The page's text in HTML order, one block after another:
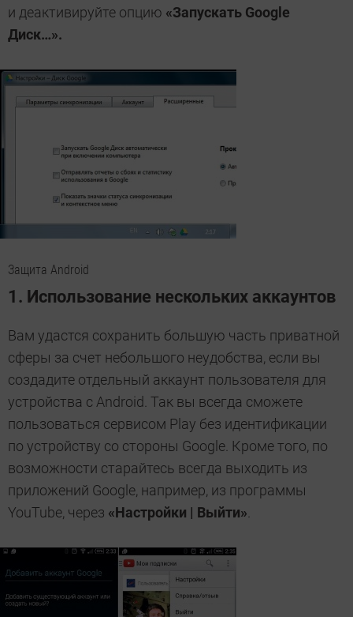
и деактивируйте опцию «Запускать Google
Диск…».
Защита Android
1. Использование нескольких аккаунтов
Вам удастся сохранить большую часть приватной
сферы за счет небольшого неудобства, если вы
создадите отдельный аккаунт пользователя для
устройства с Android. Так вы всегда сможете
пользоваться сервисом Play без идентификации
по устройству со стороны Google. Кроме того, по
возможности старайтесь всегда выходить из
приложений Google, например, из программы
YouTube, через «Настройки | Выйти».